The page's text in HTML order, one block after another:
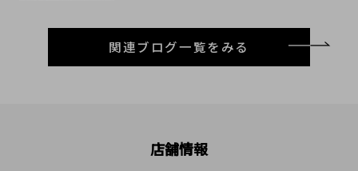
関連ブログ一覧をみる
店舗情報